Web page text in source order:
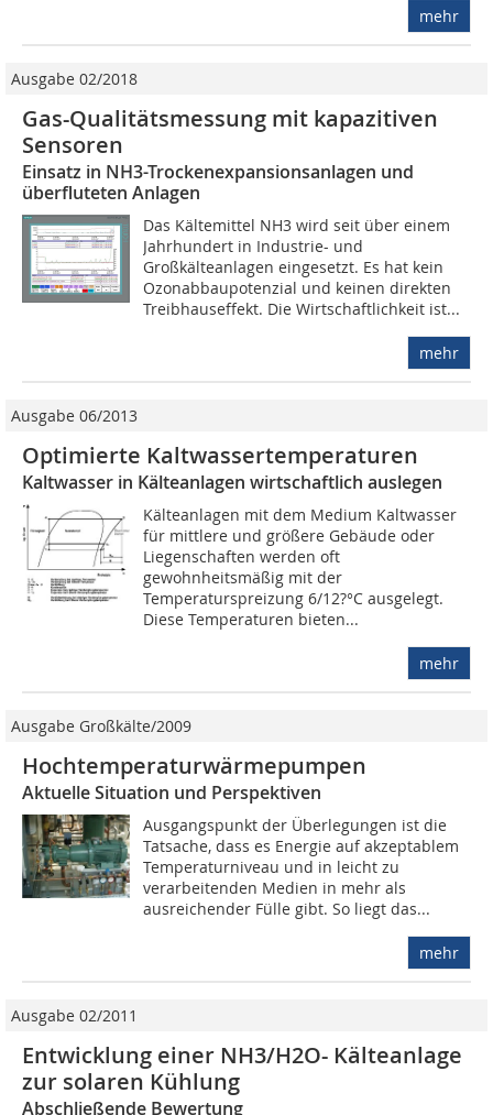
mehr
Ausgabe 02/2018
Gas-Qualitätsmessung mit kapazitiven
Sensoren
Einsatz in NH3-Trockenexpansionsanlagen und
überfluteten Anlagen
Das Kältemittel NH3 wird seit über einem
Jahrhundert in Industrie- und
Großkälteanlagen eingesetzt. Es hat kein
Ozonabbaupotenzial und keinen direkten
Treibhauseffekt. Die Wirtschaftlichkeit ist...
mehr
Ausgabe 06/2013
Optimierte Kaltwassertemperaturen
Kaltwasser in Kälteanlagen wirtschaftlich auslegen
Kälteanlagen mit dem Medium Kaltwasser
für mittlere und größere Gebäude oder
Liegenschaften werden oft
gewohnheitsmäßig mit der
Temperaturspreizung 6/12?°C ausgelegt.
Diese Temperaturen bieten...
mehr
Ausgabe Großkälte/2009
Hochtemperaturwärmepumpen
Aktuelle Situation und Perspektiven
Ausgangspunkt der Überlegungen ist die
Tatsache, dass es Energie auf akzeptablem
Temperaturniveau und in leicht zu
verarbeitenden Medien in mehr als
ausreichender Fülle gibt. So liegt das...
mehr
Ausgabe 02/2011
Entwicklung einer NH3/H2O- Kälteanlage
zur solaren Kühlung
Abschließende Bewertung